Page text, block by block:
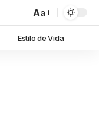
Aa
Estilo de Vida